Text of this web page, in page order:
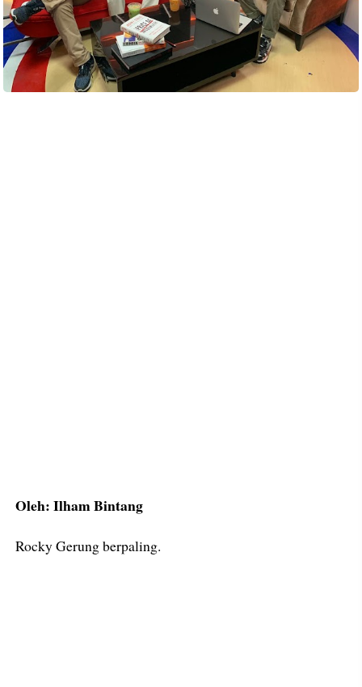
Oleh: Ilham Bintang
Rocky Gerung berpaling.